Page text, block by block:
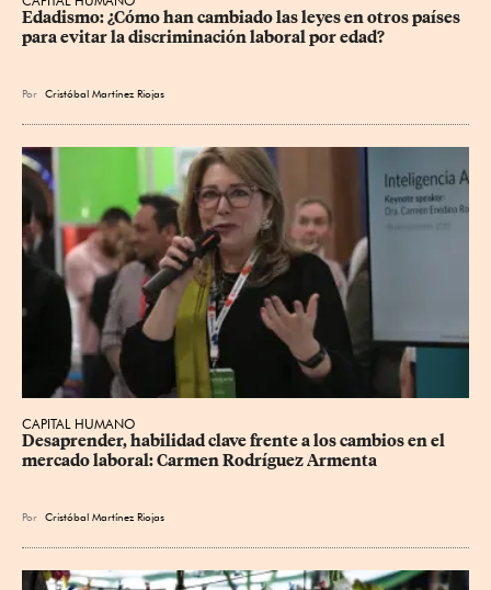
Edadismo: ¿Cómo han cambiado las leyes en otros países
para evitar la discriminación laboral por edad?
Por Cristóbal Martínez Riojas
CAPITAL HUMANO
Desaprender, habilidad clave frente a los cambios en el
mercado laboral: Carmen Rodríguez Armenta
Por Cristóbal Martínez Riojas